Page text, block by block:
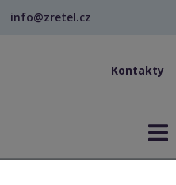
info@zretel.cz
Kontakty